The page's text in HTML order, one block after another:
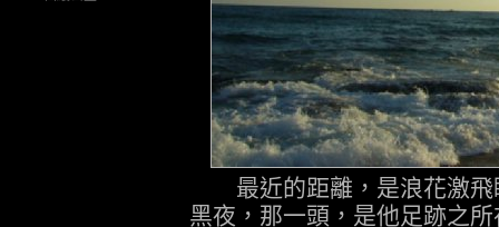
最近的距離，是浪花激飛
黑夜，那一頭，是他足跡之